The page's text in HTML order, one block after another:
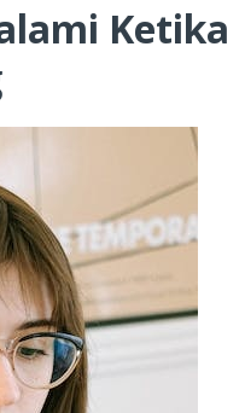
Ketika